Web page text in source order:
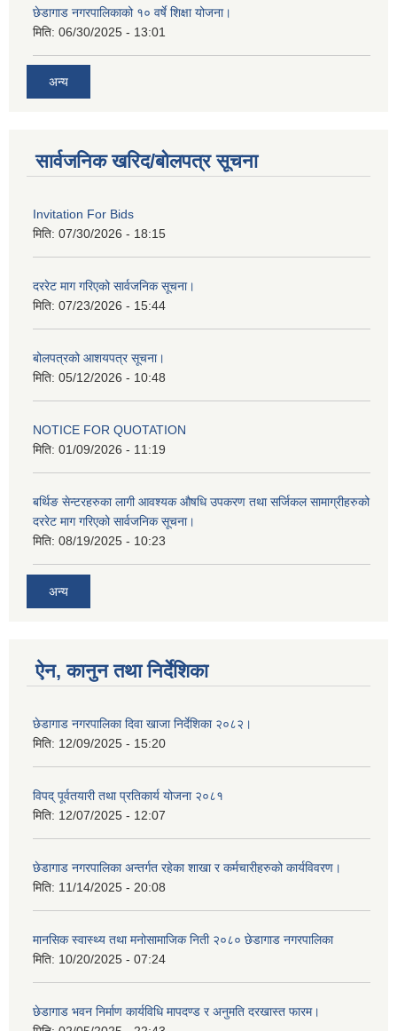
छेडागाड नगरपालिकाको १० वर्षे शिक्षा योजना।
मिति: 06/30/2025 - 13:01
अन्य
सार्वजनिक खरिद/बोलपत्र सूचना
Invitation For Bids
मिति: 07/30/2026 - 18:15
दररेट माग गरिएको सार्वजनिक सूचना।
मिति: 07/23/2026 - 15:44
बोलपत्रको आशयपत्र सूचना।
मिति: 05/12/2026 - 10:48
NOTICE FOR QUOTATION
मिति: 01/09/2026 - 11:19
बर्थिङ सेन्टरहरुका लागी आवश्यक औषधि उपकरण तथा सर्जिकल सामाग्रीहरुको
दररेट माग गरिएको सार्वजनिक सूचना।
मिति: 08/19/2025 - 10:23
अन्य
ऐन, कानुन तथा निर्देशिका
छेडागाड नगरपालिका दिवा खाजा निर्देशिका २०८२।
मिति: 12/09/2025 - 15:20
विपद् पूर्वतयारी तथा प्रतिकार्य योजना २०८१
मिति: 12/07/2025 - 12:07
छेडागाड नगरपालिका अन्तर्गत रहेका शाखा र कर्मचारीहरुको कार्यविवरण।
मिति: 11/14/2025 - 20:08
मानसिक स्वास्थ्य तथा मनोसामाजिक निती २०८० छेडागाड नगरपालिका
मिति: 10/20/2025 - 07:24
छेडागाड भवन निर्माण कार्यविधि मापदण्ड र अनुमति दरखास्त फारम।